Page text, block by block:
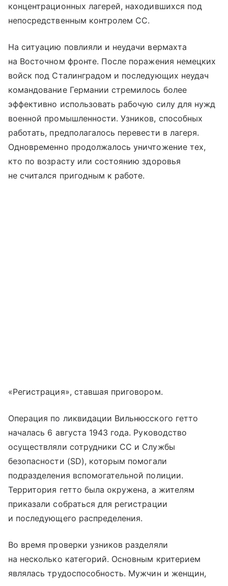
концентрационных лагерей, находившихся под
непосредственным контролем СС.
На ситуацию повлияли и неудачи вермахта
на Восточном фронте. После поражения немецких
войск под Сталинградом и последующих неудач
командование Германии стремилось более
эффективно использовать рабочую силу для нужд
военной промышленности. Узников, способных
работать, предполагалось перевести в лагеря.
Одновременно продолжалось уничтожение тех,
кто по возрасту или состоянию здоровья
не считался пригодным к работе.
«Регистрация», ставшая приговором.
Операция по ликвидации Вильнюсского гетто
началась 6 августа 1943 года. Руководство
осуществляли сотрудники СС и Службы
безопасности (SD), которым помогали
подразделения вспомогательной полиции.
Территория гетто была окружена, а жителям
приказали собраться для регистрации
и последующего распределения.
Во время проверки узников разделяли
на несколько категорий. Основным критерием
являлась трудоспособность. Мужчин и женщин,